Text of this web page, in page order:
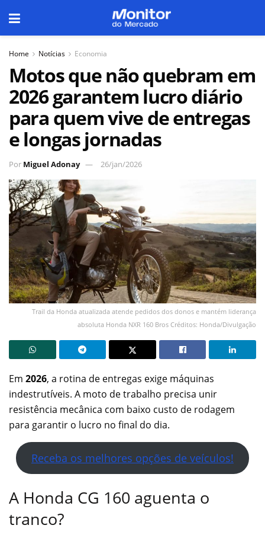
Home Notícias Economia
Motos que não quebram em
2026 garantem lucro diário
para quem vive de entregas
e longas jornadas
Por Miguel Adonay 26/jan/2026
Trail da Honda atualizada atende pedidos dos donos e mantém liderança
absoluta Honda NXR 160 Bros Créditos: Honda/Divulgação
Em 2026, a rotina de entregas exige máquinas
indestrutíveis. A moto de trabalho precisa unir
resistência mecânica com baixo custo de rodagem
para garantir o lucro no final do dia.
Receba os melhores opções de veículos!
A Honda CG 160 aguenta o
tranco?